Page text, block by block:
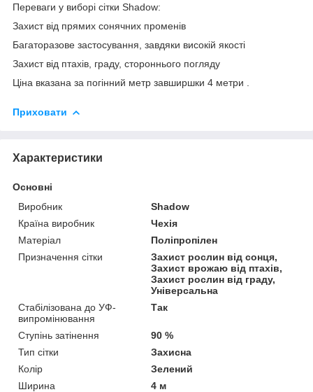
Переваги у виборі сітки Shadow:
Захист від прямих сонячних променів
Багаторазове застосування, завдяки високій якості
Захист від птахів, граду, стороннього погляду
Ціна вказана за погінний метр завширшки 4 метри .
Приховати
Характеристики
Основні
Виробник
Shadow
Країна виробник
Чехія
Матеріал
Поліпропілен
Призначення сітки
Захист рослин від сонця,
Захист врожаю від птахів,
Захист рослин від граду,
Універсальна
Стабілізована до УФ-
випромінювання
Так
Ступінь затінення
90 %
Тип сітки
Захисна
Колір
Зелений
Ширина
4 м